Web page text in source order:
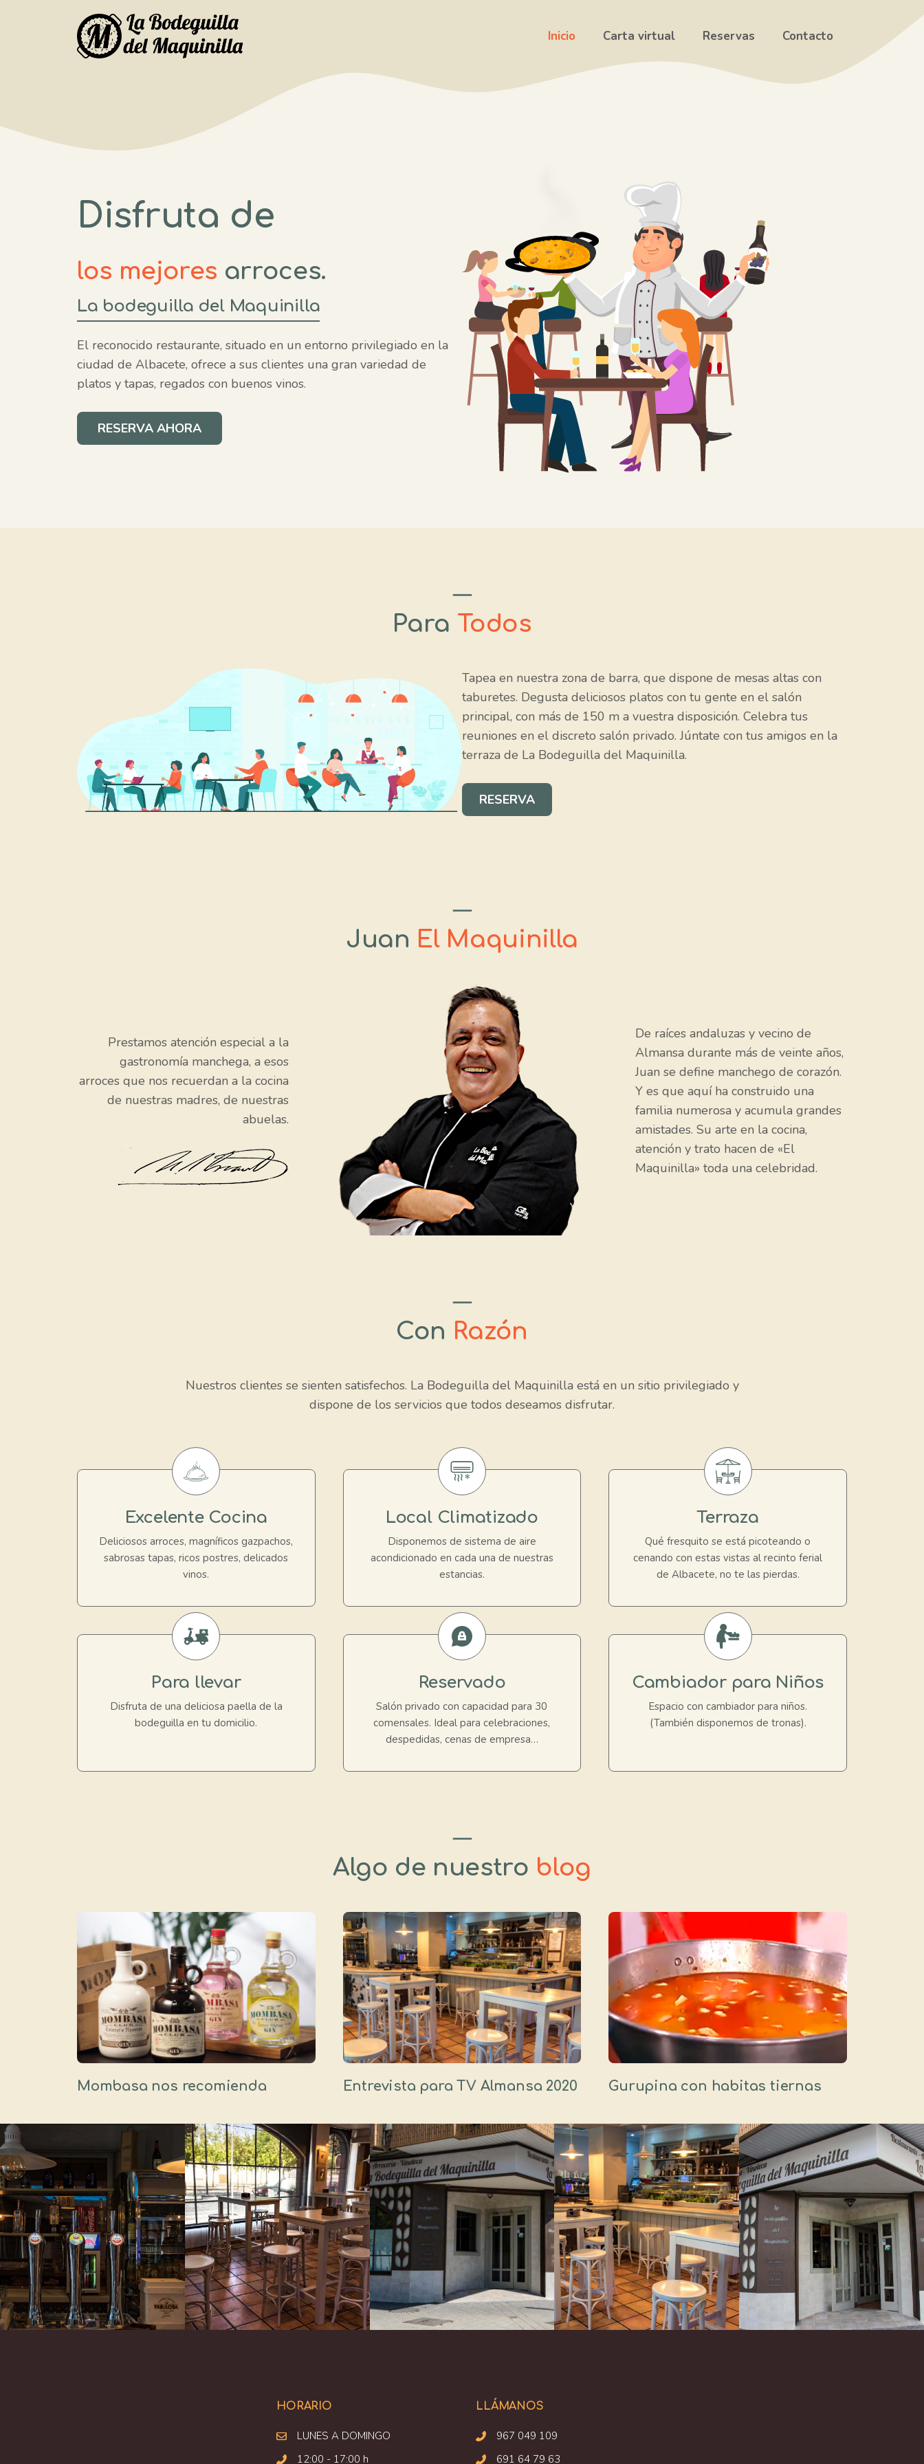
Inicio Carta virtual Reservas Contacto
Disfruta de
los mejores arroces.
La bodeguilla del Maquinilla
El reconocido restaurante, situado en un entorno privilegiado en la
ciudad de Albacete, ofrece a sus clientes una gran variedad de
platos y tapas, regados con buenos vinos.
RESERVA AHORA
Para Todos
Tapea en nuestra zona de barra, que dispone de mesas altas con
taburetes. Degusta deliciosos platos con tu gente en el salón
principal, con más de 150 m a vuestra disposición. Celebra tus
reuniones en el discreto salón privado. Júntate con tus amigos en la
terraza de La Bodeguilla del Maquinilla.
RESERVA
Juan El Maquinilla
Prestamos atención especial a la
gastronomía manchega, a esos
arroces que nos recuerdan a la cocina
de nuestras madres, de nuestras
abuelas.
De raíces andaluzas y vecino de
Almansa durante más de veinte años,
Juan se define manchego de corazón.
Y es que aquí ha construido una
familia numerosa y acumula grandes
amistades. Su arte en la cocina,
atención y trato hacen de «El
Maquinilla» toda una celebridad.
Con Razón
Nuestros clientes se sienten satisfechos. La Bodeguilla del Maquinilla está en un sitio privilegiado y
dispone de los servicios que todos deseamos disfrutar.
Excelente Cocina
Deliciosos arroces, magníficos gazpachos,
sabrosas tapas, ricos postres, delicados
vinos.
Local Climatizado
Disponemos de sistema de aire
acondicionado en cada una de nuestras
estancias.
Terraza
Qué fresquito se está picoteando o
cenando con estas vistas al recinto ferial
de Albacete, no te las pierdas.
Para llevar
Disfruta de una deliciosa paella de la
bodeguilla en tu domicilio.
Reservado
Salón privado con capacidad para 30
comensales. Ideal para celebraciones,
despedidas, cenas de empresa…
Cambiador para Niños
Espacio con cambiador para niños.
(También disponemos de tronas).
Algo de nuestro blog
Mombasa nos recomienda Entrevista para TV Almansa 2020 Gurupina con habitas tiernas
HORARIO
LUNES A DOMINGO
12:00 - 17:00 h
LLÁMANOS
967 049 109
691 64 79 63